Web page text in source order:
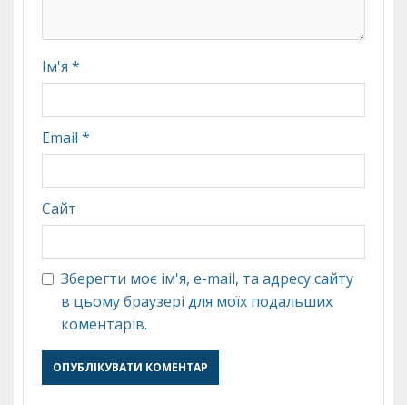
Ім'я *
Email *
Сайт
Зберегти моє ім'я, e-mail, та адресу сайту
в цьому браузері для моїх подальших
коментарів.